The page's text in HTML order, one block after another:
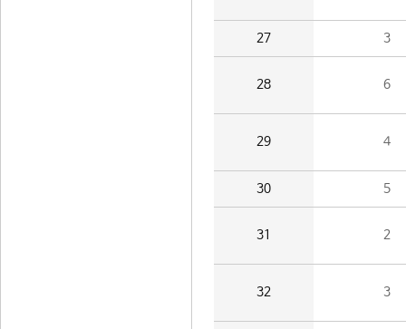
27 3
28 6
29 4
30 5
31 2
32 3